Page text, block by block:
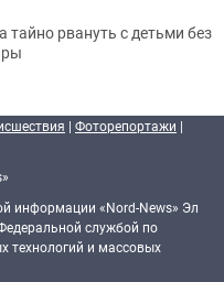
тайно рвануть с детьми без
| Фоторепортажи |
информации «Nord-News» Эл
службой по
технологий и массовых